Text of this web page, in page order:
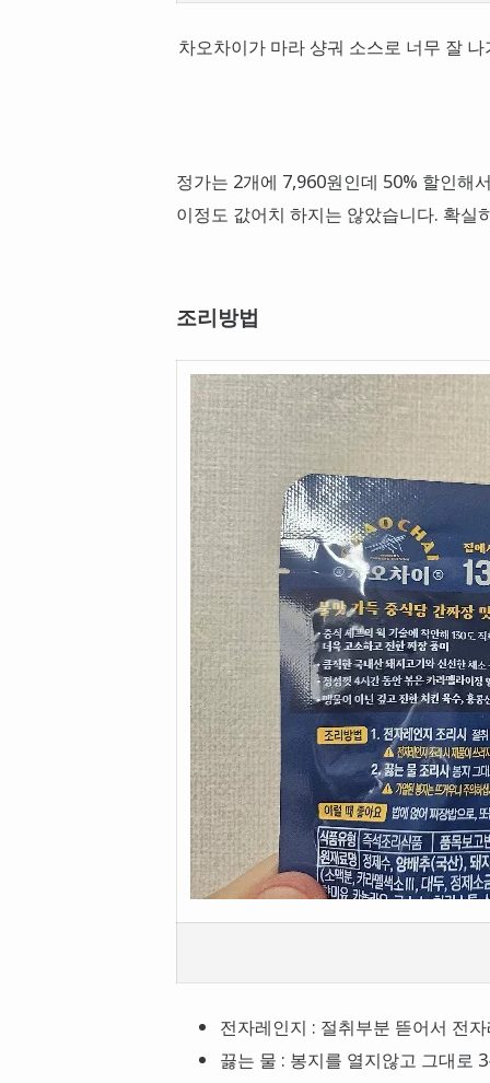
차오차이가 마라 샹궈 소스로 너무 잘
정가는 2개에 7,960원인데 50% 할인해
이정도 값어치 하지는 않았습니다. 확실
조리방법
전자레인지 : 절취부분 뜯어서 전
끓는 물 : 봉지를 열지않고 그대로